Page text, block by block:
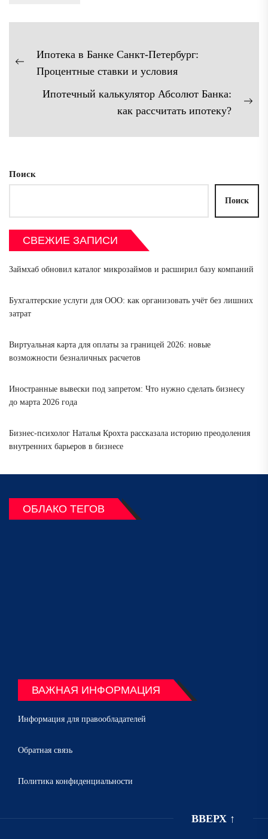
Навигация
по
записям
Предыдущая
Ипотека в Банке Санкт-Петербург:
Процентные ставки и условия
Ипотечный калькулятор Абсолют Банка:
как рассчитать ипотеку?
Поиск
Поиск
СВЕЖИЕ ЗАПИСИ
Займхаб обновил каталог микрозаймов и расширил базу компаний
Бухгалтерские услуги для ООО: как организовать учёт без лишних
затрат
Виртуальная карта для оплаты за границей 2026: новые
возможности безналичных расчетов
Иностранные вывески под запретом: Что нужно сделать бизнесу
до марта 2026 года
Бизнес-психолог Наталья Крохта рассказала историю преодоления
внутренних барьеров в бизнесе
ОБЛАКО ТЕГОВ
ВАЖНАЯ ИНФОРМАЦИЯ
Информация для правообладателей
Обратная связь
Политика конфиденциальности
ВВЕРХ ↑